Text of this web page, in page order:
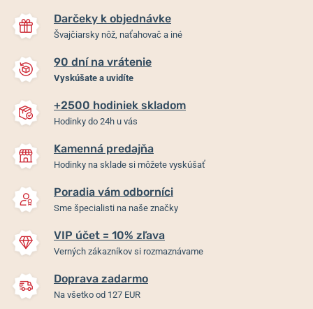
Darčeky k objednávke
Švajčiarsky nôž, naťahovač a iné
90 dní na vrátenie
Vyskúšate a uvidíte
+2500 hodiniek skladom
Hodinky do 24h u vás
Kamenná predajňa
Hodinky na sklade si môžete vyskúšať
Poradia vám odborníci
Sme špecialisti na naše značky
VIP účet = 10% zľava
Verných zákazníkov si rozmaznávame
Doprava zadarmo
Na všetko od 127 EUR